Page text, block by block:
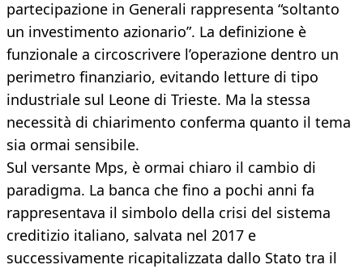
partecipazione in Generali rappresenta “soltanto
un investimento azionario”. La definizione è
funzionale a circoscrivere l’operazione dentro un
perimetro finanziario, evitando letture di tipo
industriale sul Leone di Trieste. Ma la stessa
necessità di chiarimento conferma quanto il tema
sia ormai sensibile.
Sul versante Mps, è ormai chiaro il cambio di
paradigma. La banca che fino a pochi anni fa
rappresentava il simbolo della crisi del sistema
creditizio italiano, salvata nel 2017 e
successivamente ricapitalizzata dallo Stato tra il